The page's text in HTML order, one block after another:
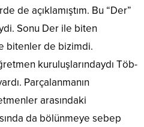
de açıklamıştım. Bu “Der”
Sonu Der ile biten
bitenler de bizimdi.
kuruluşlarındaydı Töb-
Parçalanmanın
arasındaki
da bölünmeye sebep